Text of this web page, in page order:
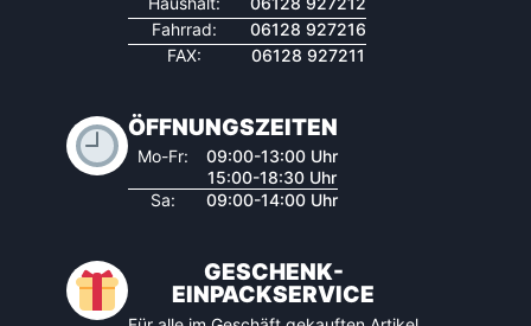
Fahrrad:
06128 927216
FAX:
06128 927211
ÖFFNUNGSZEITEN
Mo-Fr:
09:00-13:00 Uhr
15:00-18:30 Uhr
Sa:
09:00-14:00 Uhr
GESCHENK-
EINPACKSERVICE